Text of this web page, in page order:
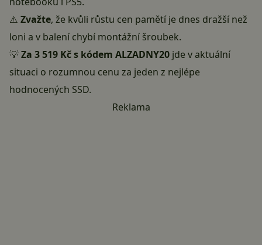
⚠️ Zvažte, že kvůli růstu cen pamětí je dnes dražší než
loni a v balení chybí montážní šroubek.
💡Za 3 519 Kč s kódem ALZADNY20 jde v aktuální
situaci o rozumnou cenu za jeden z nejlépe
hodnocených SSD.
Reklama